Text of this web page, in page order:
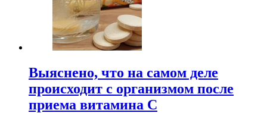
Выяснено, что на самом деле
происходит с организмом после
приема витамина С